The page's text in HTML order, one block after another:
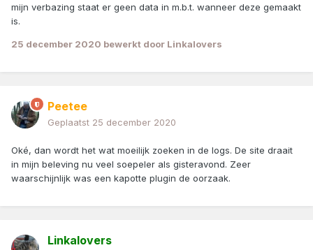
mijn verbazing staat er geen data in m.b.t. wanneer deze gemaakt
is.
25 december 2020 bewerkt door Linkalovers
Peetee
Geplaatst 25 december 2020
Oké, dan wordt het wat moeilijk zoeken in de logs. De site draait
in mijn beleving nu veel soepeler als gisteravond. Zeer
waarschijnlijk was een kapotte plugin de oorzaak.
Linkalovers